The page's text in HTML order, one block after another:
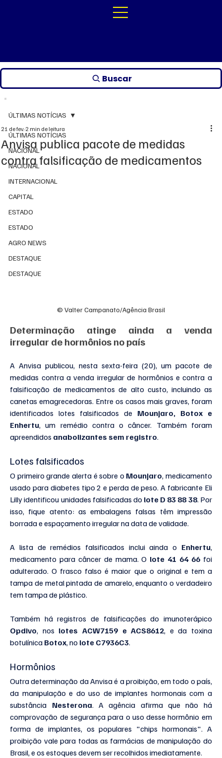
Buscar
ÚLTIMAS NOTÍCIAS
NACIONAL
NACIONAL
INTERNACIONAL
CAPITAL
ESTADO
ESTADO
AGRO NEWS
DESTAQUE
DESTAQUE
ÚLTIMAS NOTÍCIAS
Anvisa publica pacote de medidas
contra falsificação de medicamentos
21 de fev.2 min de leitura
© Valter Campanato/Agência Brasil
Determinação atinge ainda a venda
irregular de hormônios no país
A Anvisa publicou, nesta sexta-feira (20), um pacote de
medidas contra a venda irregular de hormônios e contra a
falsificação de medicamentos de alto custo, incluindo as
canetas emagrecedoras. Entre os casos mais graves, foram
identificados lotes falsificados de Mounjaro, Botox e
Enhertu, um remédio contra o câncer. Também foram
apreendidos anabolizantes sem registro.
Lotes falsificados
O primeiro grande alerta é sobre o Mounjaro, medicamento
usado para diabetes tipo 2 e perda de peso. A fabricante Eli
Lilly identificou unidades falsificadas do lote D 83 88 38. Por
isso, fique atento: as embalagens falsas têm impressão
borrada e espaçamento irregular na data de validade.
A lista de remédios falsificados inclui ainda o Enhertu,
medicamento para câncer de mama. O lote 41 64 66 foi
adulterado. O frasco falso é maior que o original e tem a
tampa de metal pintada de amarelo, enquanto o verdadeiro
tem tampa de plástico.
Opdivo, nos lotes ACW7159 e ACS8612, e da toxina
botulínica Botox, no lote C7936C3.
Hormônios
Outra determinação da Anvisa é a proibição, em todo o país,
da manipulação e do uso de implantes hormonais com a
substância Nesterona. A agência afirma que não há
comprovação de segurança para o uso desse hormônio em
forma de implantes, os populares "chips hormonais". A
proibição vale para todas as farmácias de manipulação do
Brasil, e os estoques devem ser recolhidos imediatamente.